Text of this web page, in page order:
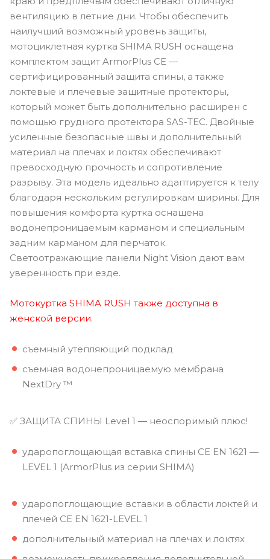
вентиляцию в летние дни. Чтобы обеспечить
наилучший возможный уровень защиты,
мотоциклетная куртка SHIMA RUSH оснащена
комплектом защит ArmorPlus CE —
сертифицированный защита спины, а также
локтевые и плечевые защитные протекторы,
который может быть дополнительно расширен с
помощью грудного протектора SAS-TEC. Двойные
усиленные безопасные швы и дополнительный
материал на плечах и локтях обеспечивают
превосходную прочность и сопротивление
разрыву. Эта модель идеально адаптируется к телу
благодаря нескольким регулировкам ширины. Для
повышения комфорта куртка оснащена
водонепроницаемым карманом и специальным
задним карманом для перчаток.
Светоотражающие панели Night Vision дают вам
уверенность при езде.
Мотокуртка SHIMA RUSH также доступна в
женской версии.
съемный утепляющий подклад
съемная водонепроницаемую мембрана
NextDry ™
✅ ЗАЩИТА СПИНЫ Level 1 — неоспоримый плюс!
ударопоглощающая вставка спины CE EN 1621 —
LEVEL 1 (ArmorPlus из серии SHIMA)
ударопоглощающие вставки в области локтей и
плечей CE EN 1621-LEVEL 1
дополнительный материал на плечах и локтях